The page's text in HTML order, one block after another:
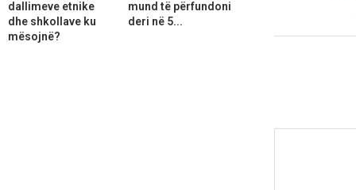
dallimeve etnike
dhe shkollave ku
mësojnë?
mund të përfundoni
deri në 5...